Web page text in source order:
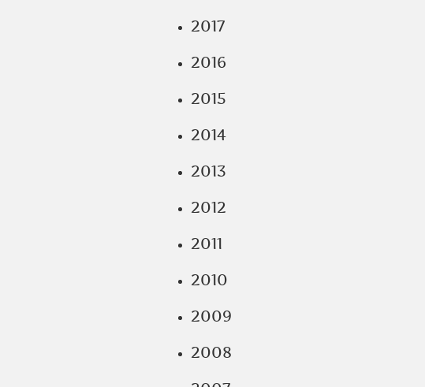
2017
2016
2015
2014
2013
2012
2011
2010
2009
2008